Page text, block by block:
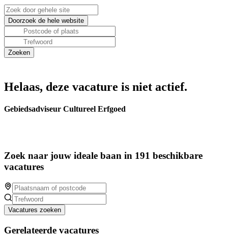
Helaas, deze vacature is niet actief.
Gebiedsadviseur Cultureel Erfgoed
Zoek naar jouw ideale baan in 191 beschikbare
vacatures
Vacatures zoeken
Gerelateerde vacatures